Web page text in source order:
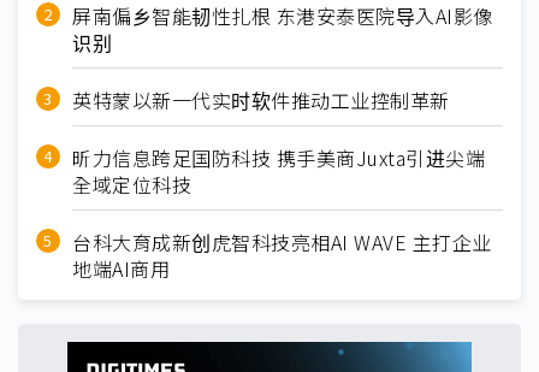
屏南偏乡智能韧性扎根 东港安泰医院导入AI影像
识别
英特蒙以新一代实时软件推动工业控制革新
昕力信息跨足国防科技 携手美商Juxta引进尖端
全域定位科技
台科大育成新创虎智科技亮相AI WAVE 主打企业
地端AI商用